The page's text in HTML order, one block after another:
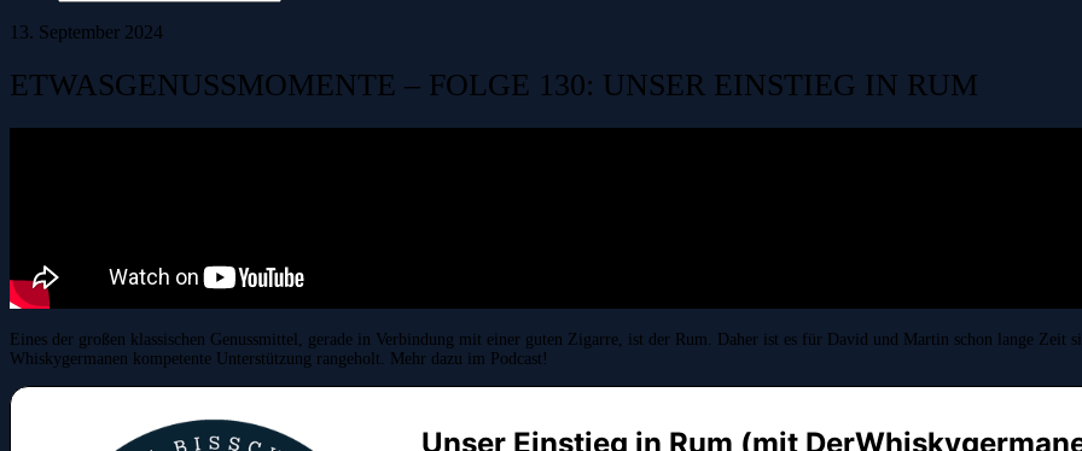
13. September 2024
ETWASGENUSSMOMENTE – FOLGE 130: UNSER EINSTIEG IN RUM
Eines der großen klassischen Genussmittel, gerade in Verbindung mit einer guten Zigarre, ist der Rum. Daher ist es für David und Martin schon lange Zeit
Whiskygermanen kompetente Unterstützung rangeholt. Mehr dazu im Podcast!